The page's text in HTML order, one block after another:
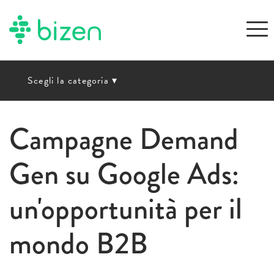
Scegli la categoria ▾
Campagne Demand
Gen su Google Ads:
un'opportunità per il
mondo B2B